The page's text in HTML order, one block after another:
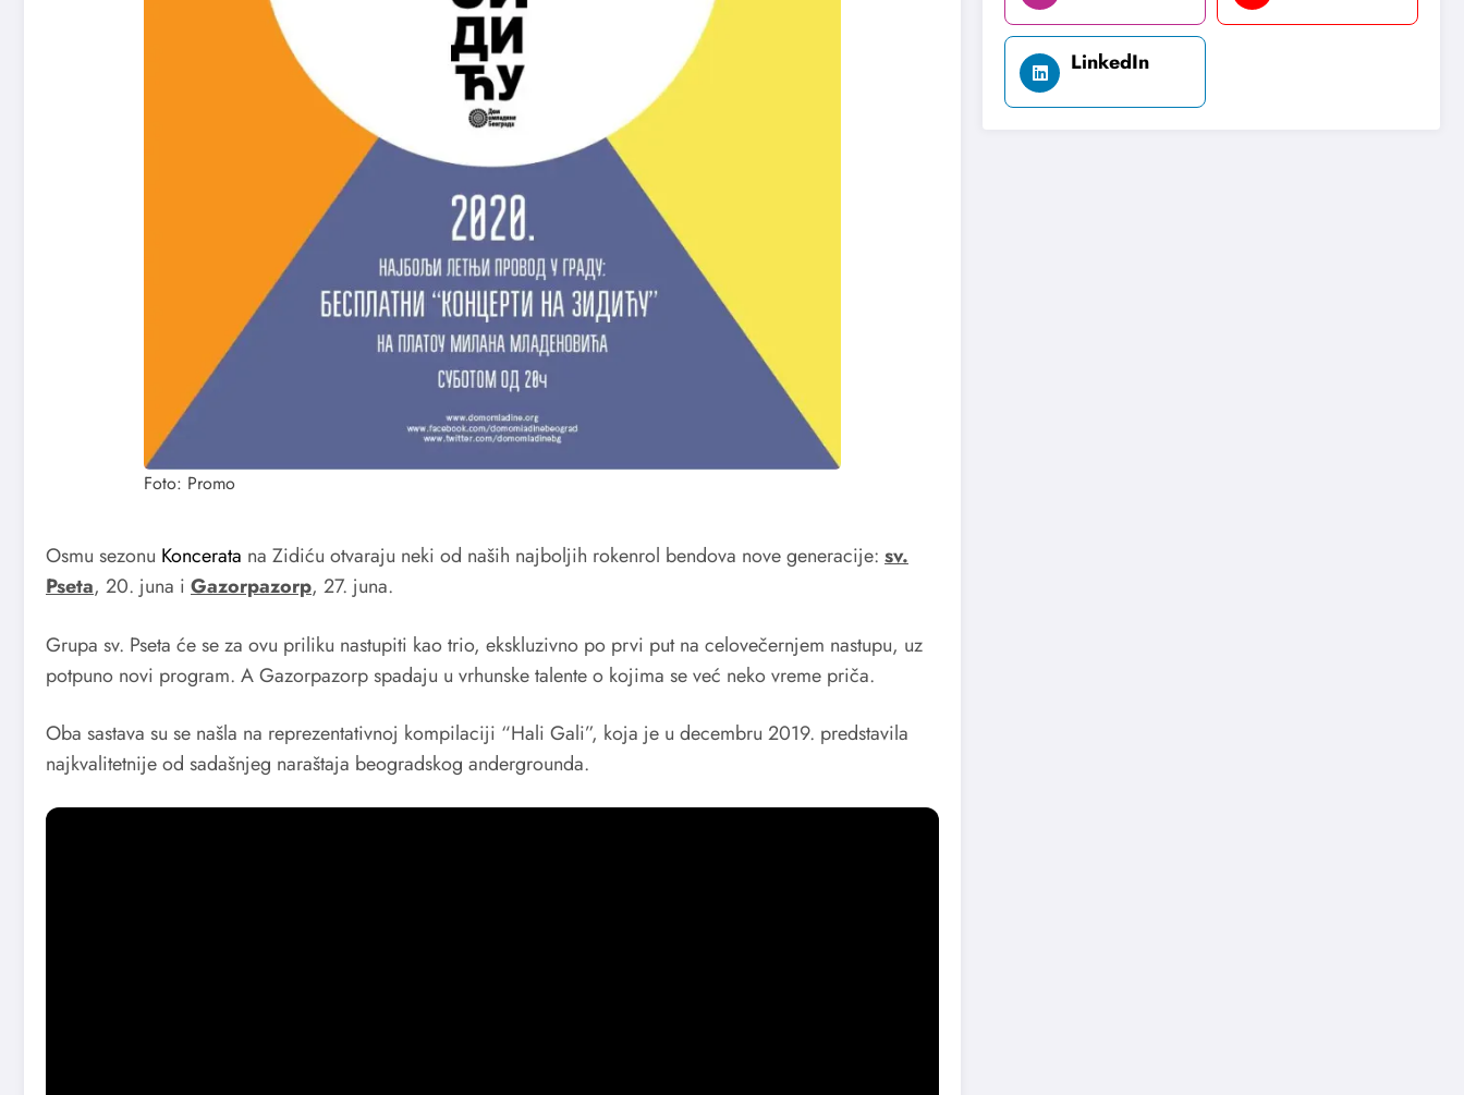
Foto: Promo
Osmu sezonu Koncerata na Zidiću otvaraju neki od naših najboljih rokenrol bendova nove generacije: sv.
Pseta, 20. juna i Gazorpazorp, 27. juna.
Grupa sv. Pseta će se za ovu priliku nastupiti kao trio, ekskluzivno po prvi put na celovečernjem nastupu, uz
potpuno novi program. A Gazorpazorp spadaju u vrhunske talente o kojima se već neko vreme priča.
Oba sastava su se našla na reprezentativnoj kompilaciji “Hali Gali”, koja je u decembru 2019. predstavila
najkvalitetnije od sadašnjeg naraštaja beogradskog andergrounda.
LinkedIn